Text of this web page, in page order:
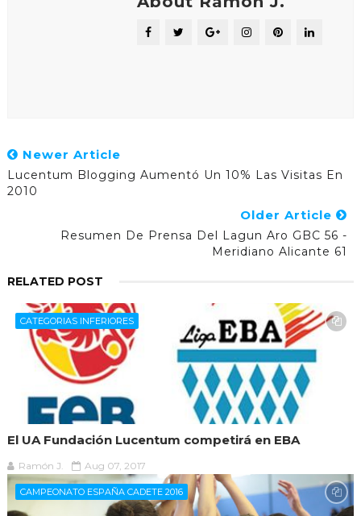
Newer Article
Lucentum Blogging Aumentó Un 10% Las Visitas En
2010
Older Article
Resumen De Prensa Del Lagun Aro GBC 56 -
Meridiano Alicante 61
RELATED POST
CATEGORIAS INFERIORES
El UA Fundación Lucentum competirá en EBA
Ramón J. Aug 07, 2017
CAMPEONATO ESPAÑA CADETE 2016